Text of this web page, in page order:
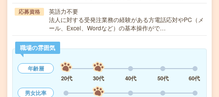
応募資格
英語力不要
法人に対する受発注業務の経験がある方電話応対やPC（メ
ール、Excel、Wordなど）の基本操作がで…
職場の雰囲気
年齢層
20代
30代 40代 50代
60代
男女比率